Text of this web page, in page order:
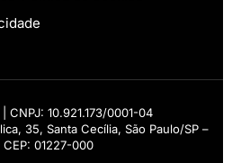
CNPJ: 10.921.173/0001-04
35, Santa Cecília, São Paulo/SP –
CEP: 01227-000